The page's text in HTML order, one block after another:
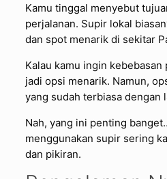
Kamu tinggal menyebut
perjalanan. Supir lokal
dan spot menarik di sekitar
Kalau kamu ingin
jadi opsi menarik. Namun,
yang sudah terbiasa dengan
Nah, yang ini penting
menggunakan supir sering
dan pikiran.